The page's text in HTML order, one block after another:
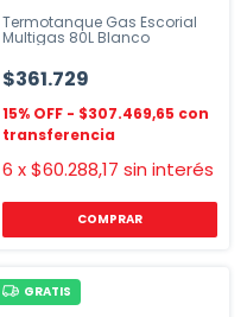
Termotanque Gas Escorial
Multigas 80L Blanco
$361.729
$307.469,65
6 x$60.288,17 sin interés
GRATIS